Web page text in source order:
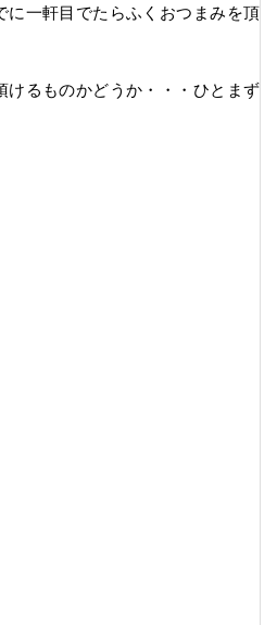
に一軒目でたらふくおつまみを頂
けるものかどうか・・・ひとまず